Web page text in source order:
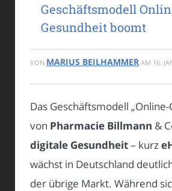
Geschäftsmodell
Gesundheit boomt
VON MARIUS BEILHAMMER AM 16.
Das Geschäftsmodell
von Pharmacie Billmann &
digitale Gesundheit– kurz
wächst in Deutschland
der übrige Markt. Während